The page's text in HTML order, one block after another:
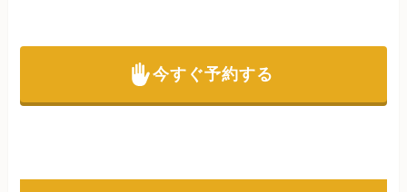
今すぐ予約する